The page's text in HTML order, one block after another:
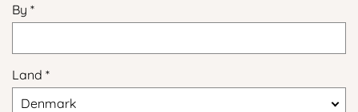
By
Land
Denmark